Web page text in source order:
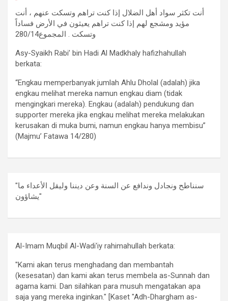
أنت تكثر سواد أهل الضلال إذا كنت تراهم وتسكت عنهم ، أنت
مؤيد ومشجع لهم إذا كنت تراهم يعيثون في الأرض فساداً
وتسكت . المجموع280/14
Asy-Syaikh Rabi’ bin Hadi Al Madkhaly hafizhahullah
berkata:
“Engkau memperbanyak jumlah Ahlu Dholal (adalah) jika
engkau melihat mereka namun engkau diam (tidak
mengingkari mereka). Engkau (adalah) pendukung dan
supporter mereka jika engkau melihat mereka melakukan
kerusakan di muka bumi, namun engkau hanya membisu”
(Majmu’ Fatawa 14/280)
"سنناطح ونجادل وندافع عن السنة وعن ديننا وليقل الأعداء ما
يشاؤون"
Al-Imam Muqbil Al-Wadi'iy rahimahullah berkata:
"Kami akan terus menghadang dan membantah
(kesesatan) dan kami akan terus membela as-Sunnah dan
agama kami. Dan silahkan para musuh mengatakan apa
saja yang mereka inginkan." [Kaset "Adh-Dhargham as-